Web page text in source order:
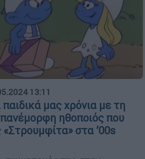
13:11
μας χρόνια με τη
ηθοποιός που
στα ’00s